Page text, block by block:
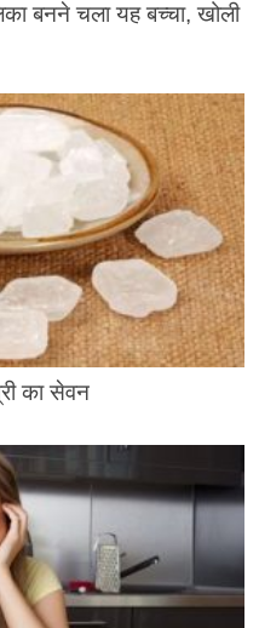
बनने चला यह बच्चा, खोली
का सेवन